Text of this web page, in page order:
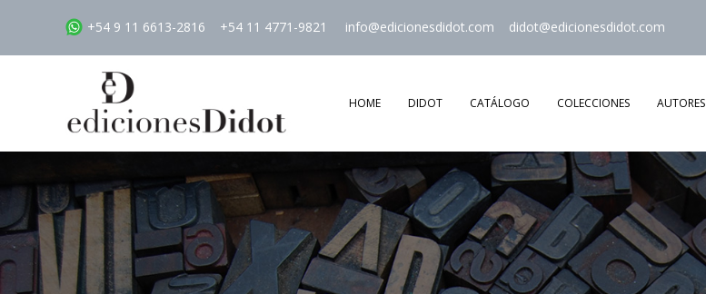
+54 9 11 6613-2816 +54 11 4771-9821 info@edicionesdidot.com didot@edicionesdidot.com
HOME DIDOT CATÁLOGO COLECCIONES AUTORES